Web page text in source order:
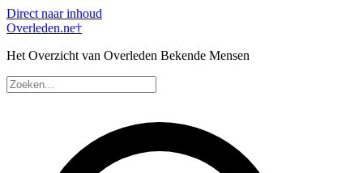
Direct naar inhoud
Overleden.ne†
Het Overzicht van Overleden Bekende Mensen